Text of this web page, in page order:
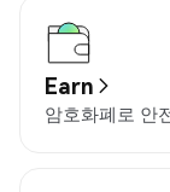
Earn
암호화폐로 안